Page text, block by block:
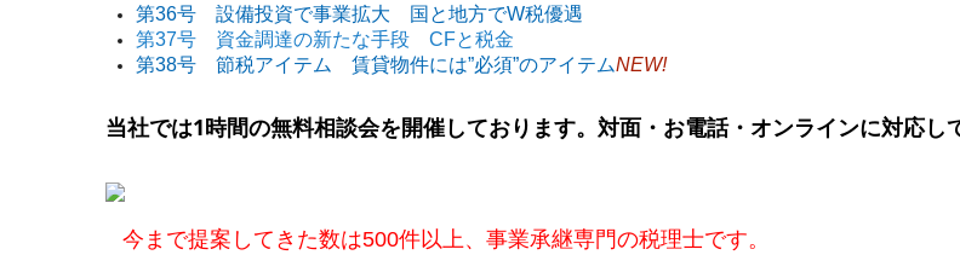
第36号 設備投資で事業拡大 国と地方でW税優遇
第37号 資金調達の新たな手段 CFと税金
第38号 節税アイテム 賃貸物件には”必須”のアイテムNEW!
当社では1時間の無料相談会を開催しております。対面・お電話・オンラインに対応し
今まで提案してきた数は500件以上、事業承継専門の税理士です。